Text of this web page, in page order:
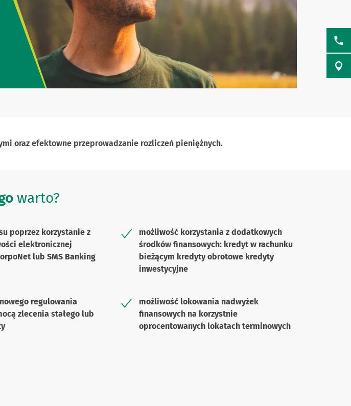
oraz efektowne przeprowadzanie rozliczeń pieniężnych.
warto?
poprzez korzystanie z
elektronicznej
lub SMS Banking
możliwość korzystania z dodatkowych
środków finansowych: kredyt w rachunku
bieżącym kredyty obrotowe kredyty
inwestycyjne
regulowania
zlecenia stałego lub
możliwość lokowania nadwyżek
finansowych na korzystnie
oprocentowanych lokatach terminowych